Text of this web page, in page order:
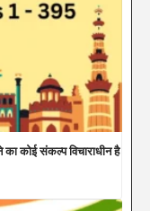
कोई संकल्प विचाराधीन है